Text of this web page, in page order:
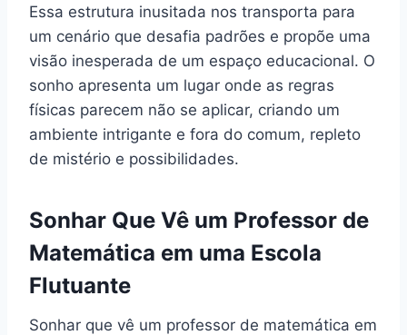
Essa estrutura inusitada nos transporta para
um cenário que desafia padrões e propõe uma
visão inesperada de um espaço educacional. O
sonho apresenta um lugar onde as regras
físicas parecem não se aplicar, criando um
ambiente intrigante e fora do comum, repleto
de mistério e possibilidades.
Sonhar Que Vê um Professor de
Matemática em uma Escola
Flutuante
Sonhar que vê um professor de matemática em